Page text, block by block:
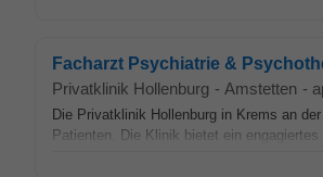
Facharzt Psychiatrie &
Privatklinik Hollenburg - Amstetten -
Die Privatklinik Hollenburg in Krems an
Patienten. Die Klinik bietet ein engagiertes